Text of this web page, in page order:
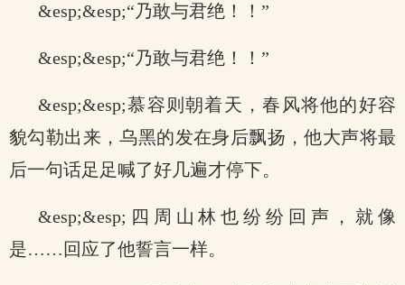
&esp;&esp;“乃敢与君绝！！”
&esp;&esp;“乃敢与君绝！！”
&esp;&esp;慕容则朝着天，春风将他的好容
貌勾勒出来，乌黑的发在身后飘扬，他大声将最
后一句话足足喊了好几遍才停下。
&esp;&esp;四周山林也纷纷回声，就像
是……回应了他誓言一样。